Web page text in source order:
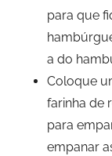
para que
a do
Coloque
farinha de
para
empanar